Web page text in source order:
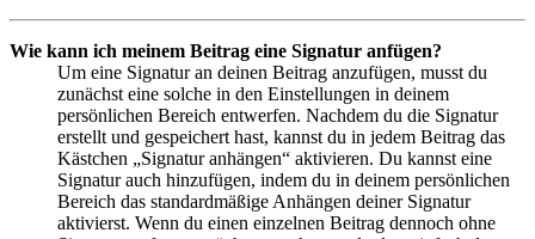
Wie kann ich meinem Beitrag eine Signatur anfügen?
Um eine Signatur an deinen Beitrag anzufügen, musst du
zunächst eine solche in den Einstellungen in deinem
persönlichen Bereich entwerfen. Nachdem du die Signatur
erstellt und gespeichert hast, kannst du in jedem Beitrag das
Kästchen „Signatur anhängen“ aktivieren. Du kannst eine
Signatur auch hinzufügen, indem du in deinem persönlichen
Bereich das standardmäßige Anhängen deiner Signatur
aktivierst. Wenn du einen einzelnen Beitrag dennoch ohne